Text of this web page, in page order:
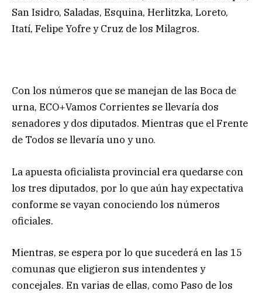
San Isidro, Saladas, Esquina, Herlitzka, Loreto,
Itatí, Felipe Yofre y Cruz de los Milagros.
Con los números que se manejan de las Boca de
urna, ECO+Vamos Corrientes se llevaría dos
senadores y dos diputados. Mientras que el Frente
de Todos se llevaría uno y uno.
La apuesta oficialista provincial era quedarse con
los tres diputados, por lo que aún hay expectativa
conforme se vayan conociendo los números
oficiales.
Mientras, se espera por lo que sucederá en las 15
comunas que eligieron sus intendentes y
concejales. En varias de ellas, como Paso de los